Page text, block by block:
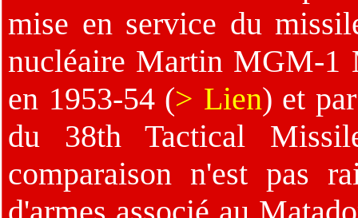
mise en service du
nucléaire Martin MGM-1
en 1953-54 (> Lien) et
du 38th Tactical
comparaison n'est pas